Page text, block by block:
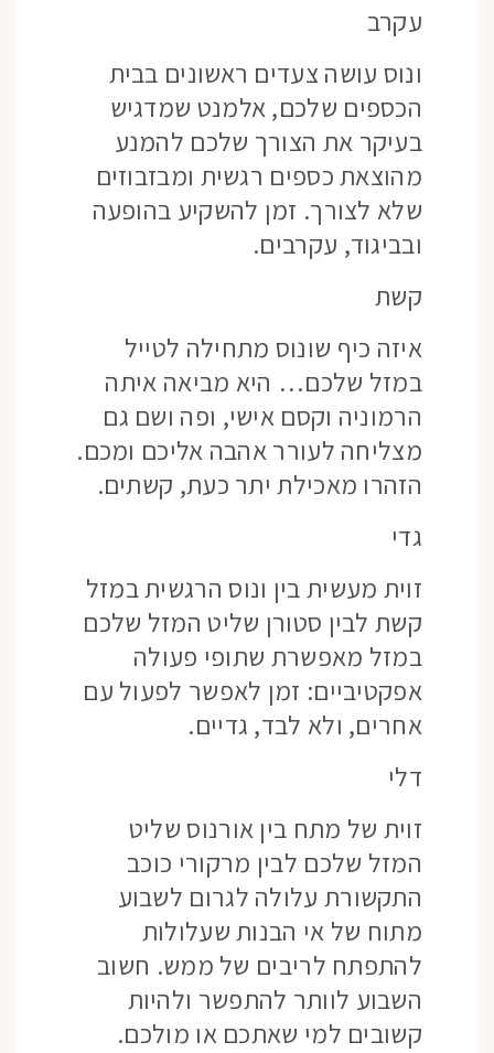
עקרב
ונוס עושה צעדים ראשונים בבית
הכספים שלכם, אלמנט שמדגיש
בעיקר את הצורך שלכם להמנע
מהוצאת כספים רגשית ומבזבוזים
שלא לצורך. זמן להשקיע בהופעה
ובביגוד, עקרבים.
קשת
איזה כיף שונוס מתחילה לטייל
במזל שלכם… היא מביאה איתה
הרמוניה וקסם אישי, ופה ושם גם
מצליחה לעורר אהבה אליכם ומכם.
הזהרו מאכילת יתר כעת, קשתים.
גדי
זוית מעשית בין ונוס הרגשית במזל
קשת לבין סטורן שליט המזל שלכם
במזל מאפשרת שתופי פעולה
אפקטיביים: זמן לאפשר לפעול עם
אחרים, ולא לבד, גדיים.
דלי
זוית של מתח בין אורנוס שליט
המזל שלכם לבין מרקורי כוכב
התקשורת עלולה לגרום לשבוע
מתוח של אי הבנות שעלולות
להתפתח לריבים של ממש. חשוב
השבוע לוותר להתפשר ולהיות
קשובים למי שאתכם או מולכם.